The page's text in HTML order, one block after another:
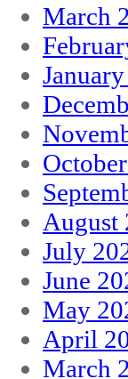
March
August
July
June
May
April
March